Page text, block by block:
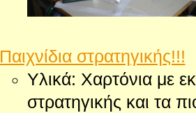
Παιχνίδια στρατηγικής!!!
Υλικά: Χαρτόνια με
στρατηγικής και τα